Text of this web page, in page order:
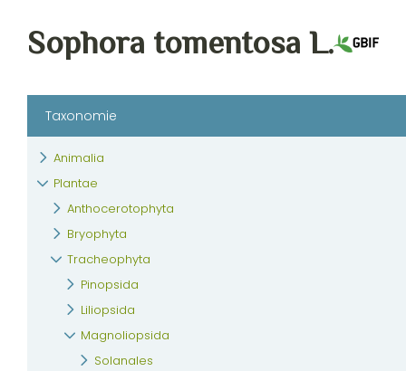
Sophora tomentosa L.
Taxonomie
Animalia
Plantae
Anthocerotophyta
Bryophyta
Tracheophyta
Pinopsida
Liliopsida
Magnoliopsida
Solanales